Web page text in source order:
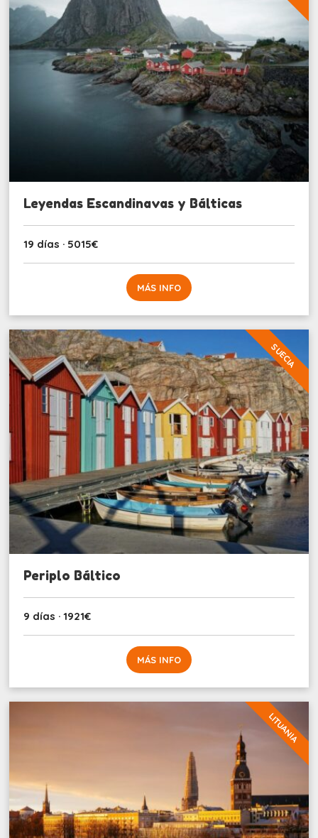
Leyendas Escandinavas y Bálticas
19 días · 5015€
MÁS INFO
SUECIA
Periplo Báltico
9 días · 1921€
MÁS INFO
LITUANIA